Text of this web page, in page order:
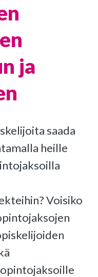
ja
saada
heille
Voisiko